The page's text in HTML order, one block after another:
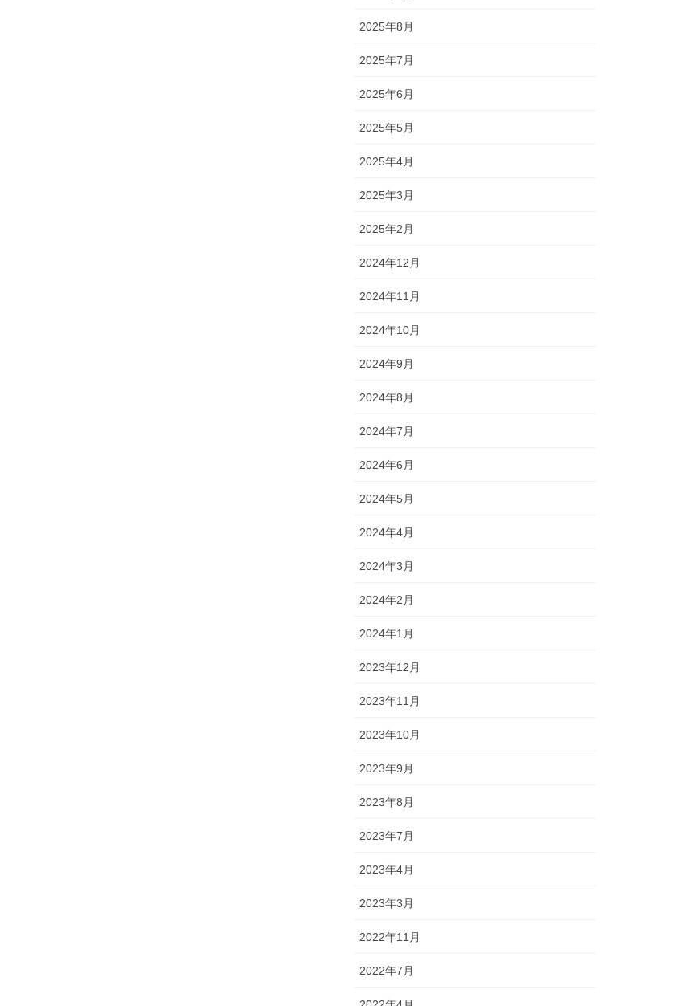
2025年8月
2025年7月
2025年6月
2025年5月
2025年4月
2025年3月
2025年2月
2024年12月
2024年11月
2024年10月
2024年9月
2024年8月
2024年7月
2024年6月
2024年5月
2024年4月
2024年3月
2024年2月
2024年1月
2023年12月
2023年11月
2023年10月
2023年9月
2023年8月
2023年7月
2023年4月
2023年3月
2022年11月
2022年7月